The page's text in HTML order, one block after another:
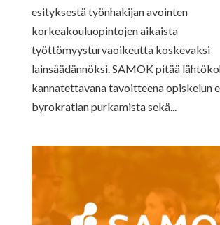
esityksestä työnhakijan avointen
korkeakouluopintojen aikaista
työttömyysturvaoikeutta koskevaksi
lainsäädännöksi. SAMOK pitää
kannatettavana tavoitteena opiskelun
byrokratian purkamista sekä...